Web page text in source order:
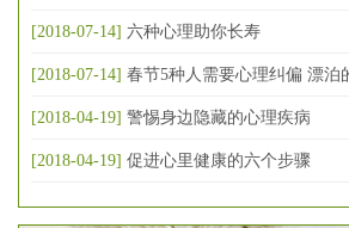
[2018-07-14] 六种心理助你长寿
[2018-07-14] 春节5种人需要心理纠偏 漂泊
[2018-04-19] 警惕身边隐藏的心理疾病
[2018-04-19] 促进心里健康的六个步骤